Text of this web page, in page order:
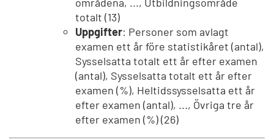
totalt (13)
Uppgifter: Personer som avlagt
examen ett år före statistikåret (antal),
Sysselsatta totalt ett år efter examen
(antal), Sysselsatta totalt ett år efter
examen (%), Heltidssysselsatta ett år
efter examen (antal), ..., Övriga tre år
efter examen (%) (26)